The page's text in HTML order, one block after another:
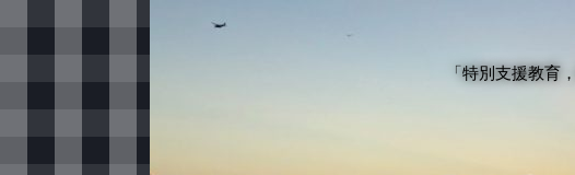
「特別支援教育